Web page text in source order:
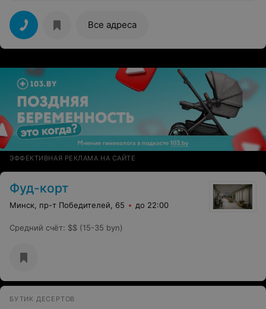
жаль,что продавец знает слово Бонжур,но не умеет
считать до трёх.
Все адреса
ЭФФЕКТИВНАЯ РЕКЛАМА НА САЙТЕ
Фуд-корт
Минск, пр-т Победителей, 65 до 22:00
Средний счёт: $$ (15-35 byn)
БУТИК ДЕСЕРТОВ